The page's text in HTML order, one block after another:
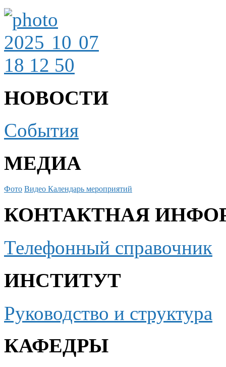
НОВОСТИ
События
МЕДИА
Фото Видео Календарь мероприятий
КОНТАКТНАЯ
Телефонный справочник
ИНСТИТУТ
Руководство и структура
КАФЕДРЫ